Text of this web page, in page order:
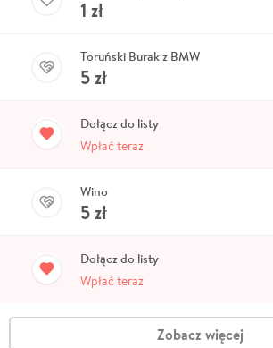
1 zł
Toruński Burak z BMW
5zł
Dołącz do listy
Wpłać teraz
Wino
5zł
Dołącz do listy
Wpłać teraz
Zobacz więcej